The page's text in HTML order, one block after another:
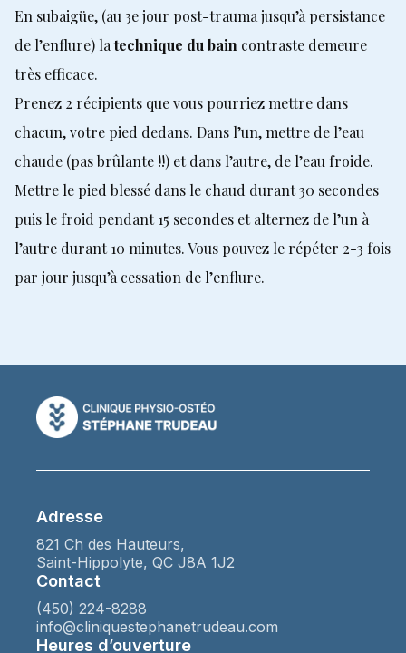
En subaigüe, (au 3e jour post-trauma jusqu’à persistance
de l’enflure) latechnique du bain contraste demeure
très efficace.
Prenez 2 récipients que vous pourriez mettre dans
chacun, votre pied dedans. Dans l’un, mettre de l’eau
chaude (pas brûlante !!) et dans l’autre, de l’eau froide.
Mettre le pied blessé dans le chaud durant 30 secondes
puis le froid pendant 15 secondes et alternez de l’un à
l’autre durant 10 minutes. Vous pouvez le répéter 2-3 fois
par jour jusqu’à cessation de l’enflure.
Adresse
821 Ch des Hauteurs,
Saint-Hippolyte, QC J8A 1J2
Contact
(450) 224-8288
info@cliniquestephanetrudeau.com
Heures d’ouverture